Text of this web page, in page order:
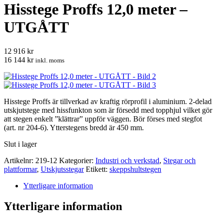
Hisstege Proffs 12,0 meter –
UTGÅTT
12 916 kr
16 144 kr inkl. moms
Hisstege Proffs är tillverkad av kraftig rörprofil i aluminium. 2-delad
utskjutstege med hissfunkton som är försedd med topphjul vilket gör
att stegen enkelt ”klättrar” uppför väggen. Bör förses med stegfot
(art. nr 204-6). Ytterstegens bredd är 450 mm.
Slut i lager
Artikelnr: 219-12 Kategorier: Industri och verkstad, Stegar och
plattformar, Utskjutsstegar Etikett: skeppshultstegen
Ytterligare information
Ytterligare information